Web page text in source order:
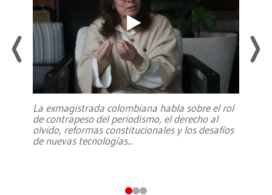
La exmagistrada colombiana habla sobre el rol
de contrapeso del periodismo, el derecho al
olvido, reformas constitucionales y los desafíos
de nuevas tecnologías...